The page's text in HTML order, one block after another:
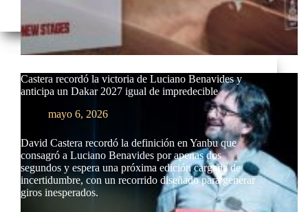
Castera recordó la victoria de Luciano Benavides y
anticipa un Dakar 2027 igual de impredecible
mayo 6, 2026
David Castera recordó la definición en Yanbu que
consagró a Luciano Benavides por apenas dos
segundos y espera una próxima edición cargada de
incertidumbre, con un recorrido diseñado para generar
giros inesperados.